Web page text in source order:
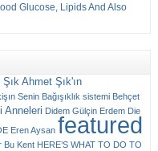
Glucose, Lipids And Also
Ahmet Şık'ın
Senin Bağışıklık sistemi Behçet
Anneleri Didem Gülçin Erdem Die
Eren Aysan featured
Bu Kent HERE’S WHAT TO DO TO